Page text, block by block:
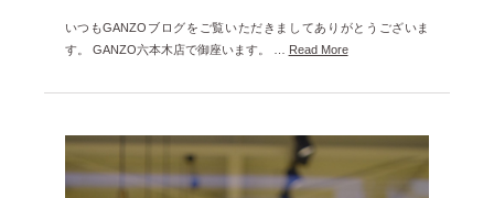
いつもGANZOブログをご覧いただきましてありがとうございま
す。 GANZO六本木店で御座います。 …
Read More